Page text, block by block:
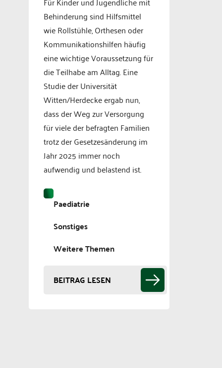
Behinderung sind Hilfsmittel
wie Rollstühle, Orthesen oder
Kommunikationshilfen häufig
eine wichtige Voraussetzung für
die Teilhabe am Alltag. Eine
Studie der Universität
Witten/Herdecke ergab nun,
dass der Weg zur Versorgung
für viele der befragten Familien
trotz der Gesetzesänderung im
Jahr 2025 immer noch
aufwendig und belastend ist.
Paediatrie
Sonstiges
Weitere Themen
BEITRAG LESEN